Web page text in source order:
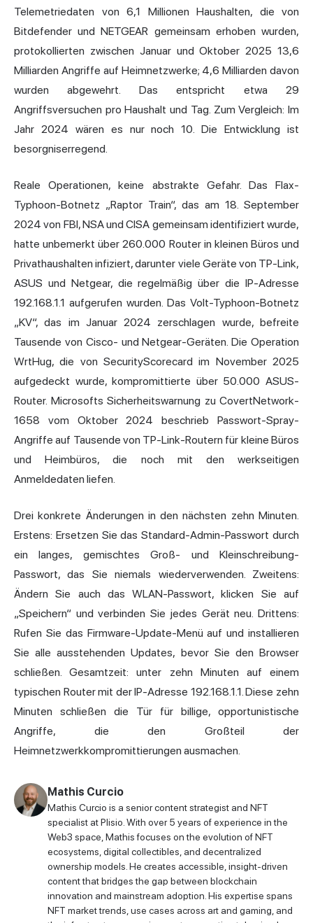
Telemetriedaten von 6,1 Millionen Haushalten, die von
Bitdefender und NETGEAR gemeinsam erhoben wurden,
protokollierten zwischen Januar und Oktober 2025 13,6
Milliarden Angriffe auf Heimnetzwerke; 4,6 Milliarden davon
wurden abgewehrt. Das entspricht etwa 29
Angriffsversuchen pro Haushalt und Tag. Zum Vergleich: Im
Jahr 2024 wären es nur noch 10. Die Entwicklung ist
besorgniserregend.
Reale Operationen, keine abstrakte Gefahr. Das Flax-
Typhoon-Botnetz „Raptor Train“, das am 18. September
2024 von FBI, NSA und CISA gemeinsam identifiziert wurde,
hatte unbemerkt über 260.000 Router in kleinen Büros und
Privathaushalten infiziert, darunter viele Geräte von TP-Link,
ASUS und Netgear, die regelmäßig über die IP-Adresse
192.168.1.1 aufgerufen wurden. Das Volt-Typhoon-Botnetz
„KV“, das im Januar 2024 zerschlagen wurde, befreite
Tausende von Cisco- und Netgear-Geräten. Die Operation
WrtHug, die von SecurityScorecard im November 2025
aufgedeckt wurde, kompromittierte über 50.000 ASUS-
Router. Microsofts Sicherheitswarnung zu CovertNetwork-
1658 vom Oktober 2024 beschrieb Passwort-Spray-
Angriffe auf Tausende von TP-Link-Routern für kleine Büros
und Heimbüros, die noch mit den werkseitigen
Anmeldedaten liefen.
Drei konkrete Änderungen in den nächsten zehn Minuten.
Erstens: Ersetzen Sie das Standard-Admin-Passwort durch
ein langes, gemischtes Groß- und Kleinschreibung-
Passwort, das Sie niemals wiederverwenden. Zweitens:
Ändern Sie auch das WLAN-Passwort, klicken Sie auf
„Speichern“ und verbinden Sie jedes Gerät neu. Drittens:
Rufen Sie das Firmware-Update-Menü auf und installieren
Sie alle ausstehenden Updates, bevor Sie den Browser
schließen. Gesamtzeit: unter zehn Minuten auf einem
typischen Router mit der IP-Adresse 192.168.1.1. Diese zehn
Minuten schließen die Tür für billige, opportunistische
Angriffe, die den Großteil der
Heimnetzwerkkompromittierungen ausmachen.
Mathis Curcio
Mathis Curcio is a senior content strategist and NFT
specialist at Plisio. With over 5 years of experience in the
Web3 space, Mathis focuses on the evolution of NFT
ecosystems, digital collectibles, and decentralized
ownership models. He creates accessible, insight-driven
content that bridges the gap between blockchain
innovation and mainstream adoption. His expertise spans
NFT market trends, use cases across art and gaming, and